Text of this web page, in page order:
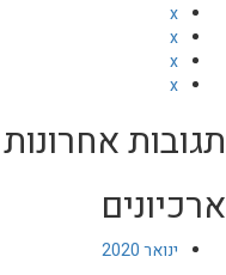
x
x
x
x
תגובות אחרונות
ארכיונים
ינואר 2020